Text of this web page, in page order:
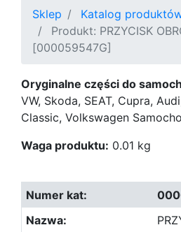
Sklep
Katalog
Produkt: PRZYCISK
[000059547G]
Oryginalne części do
VW, Skoda, SEAT, Cupra,
Classic, Volkswagen
Waga produktu: 0.01 kg